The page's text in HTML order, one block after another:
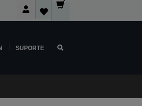
SUPORTE